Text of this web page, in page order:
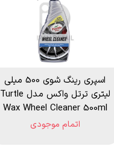
اسپری رینگ شوی 500 میلی
لیتری ترتل واکس مدل Turtle
Wax Wheel Cleaner 500ml
اتمام موجودی